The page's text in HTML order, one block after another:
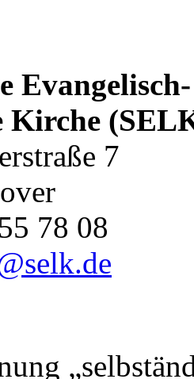
Evangelisch-
Kirche
7
78 08